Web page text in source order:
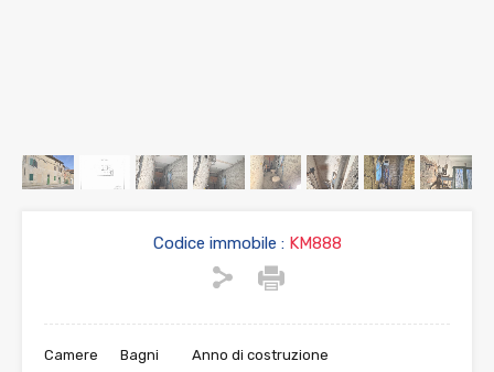
Codice immobile :KM888
Camere Bagni Anno di costruzione